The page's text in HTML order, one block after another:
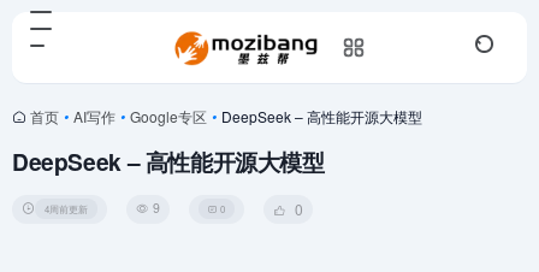
首页 • AI写作 • Google专区 • DeepSeek – 高性能开源大模型
DeepSeek – 高性能开源大模型
4周前更新 9 0 0